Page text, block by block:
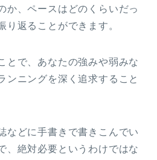
か、ペースはどのくらいだっ
り返ることができます。
とで、あなたの強みや弱みな
ンニングを深く追求すること
などに手書きで書きこんでい
、絶対必要というわけではな